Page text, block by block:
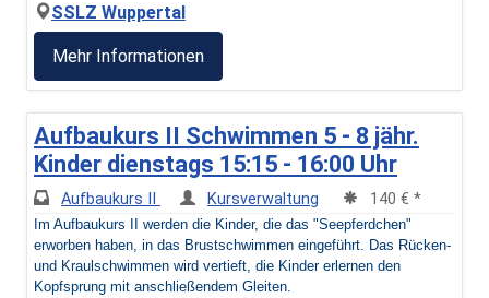
SSLZ Wuppertal
Mehr Informationen
Aufbaukurs II Schwimmen 5 - 8 jähr.
Kinder dienstags 15:15 - 16:00 Uhr
Aufbaukurs II Kursverwaltung 140 € *
Im Aufbaukurs II werden die Kinder, die das "Seepferdchen"
erworben haben, in das Brustschwimmen eingeführt. Das Rücken-
und Kraulschwimmen wird vertieft, die Kinder erlernen den
Kopfsprung mit anschließendem Gleiten.